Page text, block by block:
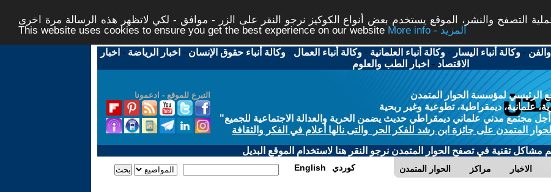
التصفح والنشر، الموقع يستخدم بعض أنواع الكوكيز نرجو النقر على الزر - موافق - لكي لاتظهر هذه الرسالة مرة اخرى -
This website uses cookies to ensure you get the best experience on our website
More info - المزيد
-وكالة أنباء اليسار -وكالة أنباء العلمانية -وكالة أنباء العمال -وكالة أنباء حقوق الإنسان - اخبار الرياضة - اخبار
الاقتصاد - اخبار الطب والعلوم
التبرع للموقع - ادعمونا
الرئيسي لمؤسسة الحوار المتمدن
علمانية، ديمقراطية، تطوعية وغير ربحية
مجتمع مدني علماني ديمقراطي حديث يضمن الحرية والعدالة الاجتماعية للجميع"
المتمدن على جائزة ابن رشد للفكر الحر والتى نالها أعلام في الفكر والثقافة
مشاكل تقنية في تصفح الحوار المتمدن نرجو النقر هنا لاستخدام الموقع البديل
الحوار المتمدن مراكز الاخبار English كوردي